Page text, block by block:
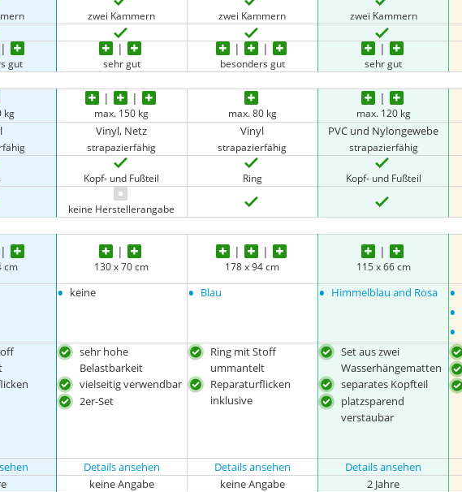
zwei Kammern zwei Kammern zwei Kammern
gut sehr gut besonders gut sehr gut
kg max. 150 kg max. 80 kg max. 120 kg
Vinyl, Netz
strapazierfähig
Vinyl
strapazierfähig
PVC und Nylongewebe
strapazierfähig
Kopf- und Fußteil Ring Kopf- und Fußteil
keine Herstellerangabe
cm 130 x 70 cm 178 x 94 cm 115 x 66 cm
• keine • Blau • Himmelblau and Rosa •
•
•
sehr hohe
Belastbarkeit
vielseitig verwendbar
2er-Set
Ring mit Stoff
ummantelt
Reparaturflicken
inklusive
Set aus zwei
Wasserhängematten
separates Kopfteil
platzsparend
verstaubar
Details ansehen Details ansehen Details ansehen
keine Angabe keine Angabe 2 Jahre